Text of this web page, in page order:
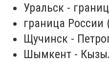
Уральск -
граница России
Щучинск -
Шымкент -